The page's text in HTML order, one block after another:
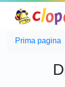
Prima pagina